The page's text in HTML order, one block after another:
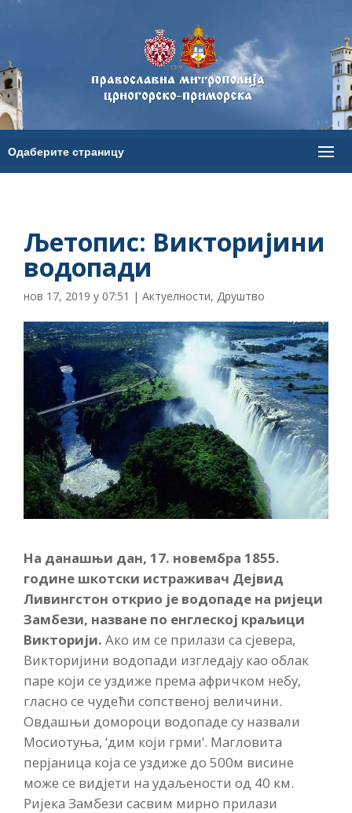
Љетопис: Викторијини
водопади
нов 17, 2019 у 07:51 | Актуелности, Друштво
На данашњи дан, 17. новембра 1855.
године шкотски истраживач Дејвид
Ливингстон открио је водопаде на ријеци
Замбези, назване по енглеској краљици
Викторији. Ако им се прилази са сјевера,
Викторијини водопади изгледају као облак
паре који се уздиже према афричком небу,
гласно се чудећи сопственој величини.
Овдашњи домороци водопаде су назвали
Мосиотуња, ‘дим који грми’. Магловита
перјаница која се уздиже до 500м висине
може се видјети на удаљености од 40 км.
Ријека Замбези сасвим мирно прилази